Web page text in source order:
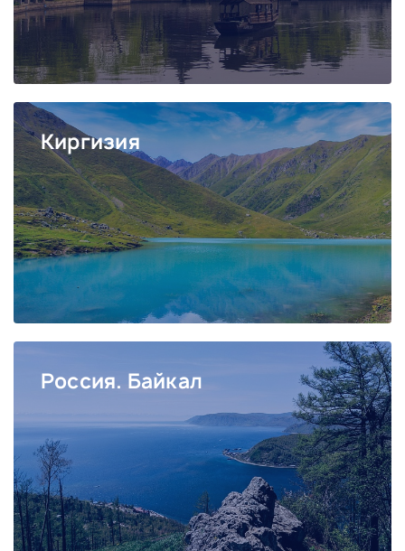
Киргизия
Россия. Байкал